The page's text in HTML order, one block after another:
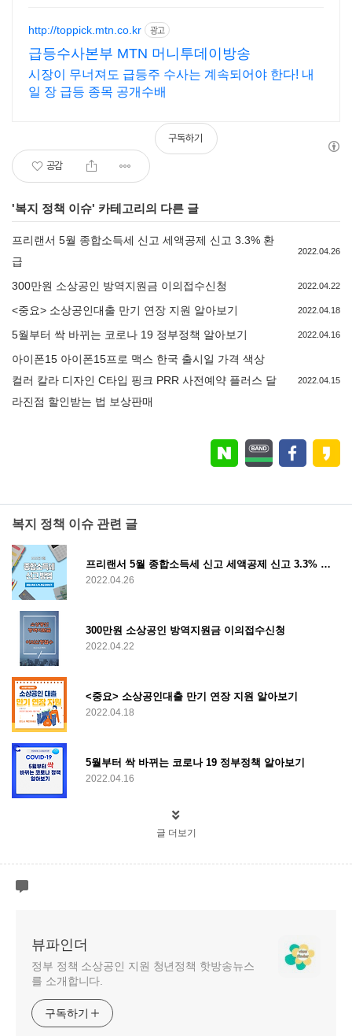
http://toppick.mtn.co.kr 광고
급등수사본부 MTN 머니투데이방송
시장이 무너져도 급등주 수사는 계속되어야 한다! 내
일 장 급등 종목 공개수배
공감
구독하기
'복지 정책 이슈' 카테고리의 다른 글
프리랜서 5월 종합소득세 신고 세액공제 신고 3.3% 환
급
2022.04.26
300만원 소상공인 방역지원금 이의접수신청 2022.04.22
<중요> 소상공인대출 만기 연장 지원 알아보기 2022.04.18
5월부터 싹 바뀌는 코로나 19 정부정책 알아보기 2022.04.16
아이폰15 아이폰15프로 맥스 한국 출시일 가격 색상
컬러 칼라 디자인 C타입 핑크 PRR 사전예약 플러스 달
라진점 할인받는 법 보상판매
2022.04.15
복지 정책 이슈 관련 글
프리랜서 5월 종합소득세 신고 세액공제 신고 3.3% 환급
2022.04.26
300만원 소상공인 방역지원금 이의접수신청
2022.04.22
<중요> 소상공인대출 만기 연장 지원 알아보기
2022.04.18
5월부터 싹 바뀌는 코로나 19 정부정책 알아보기
2022.04.16
글 더보기
뷰파인더
정부 정책 소상공인 지원 청년정책 핫방송뉴스
를 소개합니다.
구독하기